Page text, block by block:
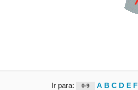
Ir para: 0-9 A B C D E F